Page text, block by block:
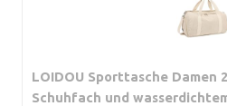
LOIDOU Sporttasche Damen
Schuhfach und